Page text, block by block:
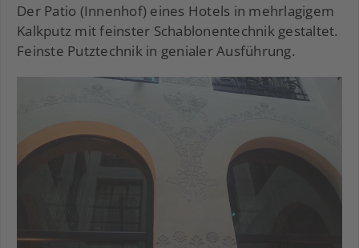
Der Patio (Innenhof) eines Hotels in mehrlagigem
Kalkputz mit feinster Schablonentechnik gestaltet.
Feinste Putztechnik in genialer Ausführung.